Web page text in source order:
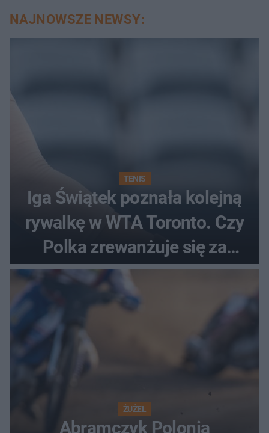
NAJNOWSZE NEWSY:
TENIS
Iga Świątek poznała kolejną
rywalkę w WTA Toronto. Czy
Polka zrewanżuje się za
ostatnią porażkę?
ŻUŻEL
Abramczyk Polonia